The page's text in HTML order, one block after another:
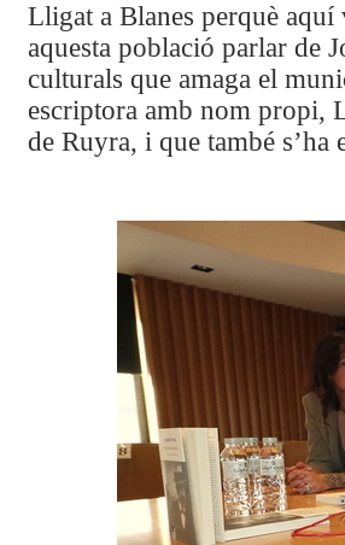
Lligat a Blanes perquè aquí
aquesta població parlar de
culturals que amaga el
escriptora amb nom propi,
de Ruyra, i que també